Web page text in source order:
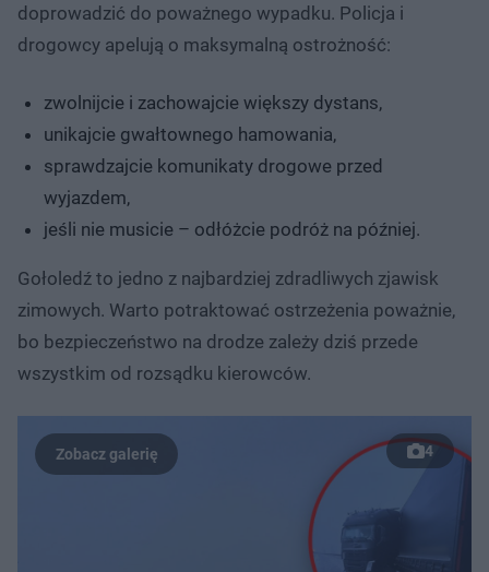
doprowadzić do poważnego wypadku. Policja i
drogowcy apelują o maksymalną ostrożność:
zwolnijcie i zachowajcie większy dystans,
unikajcie gwałtownego hamowania,
sprawdzajcie komunikaty drogowe przed
wyjazdem,
jeśli nie musicie – odłóżcie podróż na później.
Gołoledź to jedno z najbardziej zdradliwych zjawisk
zimowych. Warto potraktować ostrzeżenia poważnie,
bo bezpieczeństwo na drodze zależy dziś przede
wszystkim od rozsądku kierowców.
4